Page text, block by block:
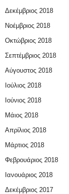
Δεκέμβριος 2018
Νοέμβριος 2018
Οκτώβριος 2018
Σεπτέμβριος 2018
Αύγουστος 2018
Ιούλιος 2018
Ιούνιος 2018
Μάιος 2018
Απρίλιος 2018
Μάρτιος 2018
Φεβρουάριος 2018
Ιανουάριος 2018
Δεκέμβριος 2017